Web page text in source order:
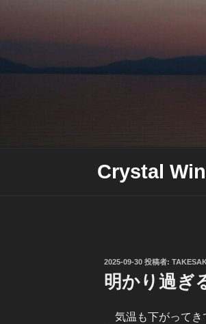
content
Crystal
投
稿
日:
2025-09-30 投稿者:
明かり過ぎ
気温も下がってき